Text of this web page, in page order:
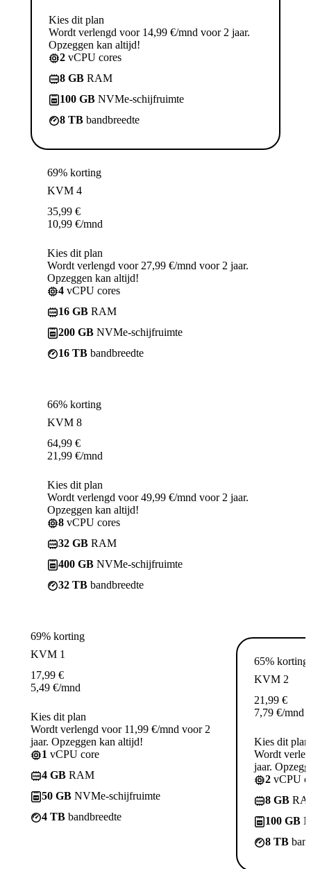
Kies dit plan
Wordt verlengd voor 14,99 €/mnd voor 2 jaar.
Opzeggen kan altijd!
2 vCPU cores
8 GB RAM
100 GB NVMe-schijfruimte
8 TB bandbreedte
69% korting
KVM 4
35,99 €
10,99 €/mnd
Kies dit plan
Wordt verlengd voor 27,99 €/mnd voor 2 jaar.
Opzeggen kan altijd!
4 vCPU cores
16 GB RAM
200 GB NVMe-schijfruimte
16 TB bandbreedte
66% korting
KVM 8
64,99 €
21,99 €/mnd
Kies dit plan
Wordt verlengd voor 49,99 €/mnd voor 2 jaar.
Opzeggen kan altijd!
8 vCPU cores
32 GB RAM
400 GB NVMe-schijfruimte
32 TB bandbreedte
69% korting
KVM 1
17,99 €
5,49 €/mnd
Kies dit plan
Wordt verlengd voor 11,99 €/mnd voor 2
jaar. Opzeggen kan altijd!
1 vCPU core
4 GB RAM
50 GB NVMe-schijfruimte
4 TB bandbreedte
65% korting
KVM 2
21,99 €
7,79 €/mnd
Kies dit plan
Wordt
jaar.
2 vCPU
8 GB
100 GB
8 TB